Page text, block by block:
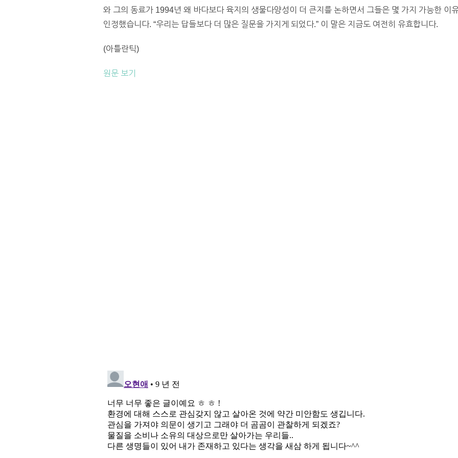
와 그의 동료가 1994년 왜 바다보다 육지의 생물다양성이 더 큰지를 논하면서 그들은 몇 가지 가능한 이
인정했습니다. “우리는 답들보다 더 많은 질문을 가지게 되었다.” 이 말은 지금도 여전히 유효합니다.
(아틀란틱)
원문 보기